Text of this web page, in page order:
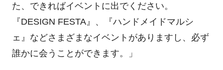
た、できればイベントに出でください。
『DESIGN FESTA』、『ハンドメイドマルシ
ェ』などさまざまなイベントがありますし、必ず
誰かに会うことができます。」